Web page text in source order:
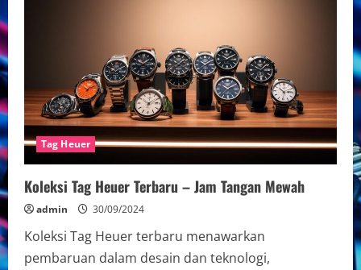
Mewah
Modern
Tag Heuer
Koleksi Tag Heuer Terbaru – Jam Tangan Mewah
admin 30/09/2024
Koleksi Tag Heuer terbaru menawarkan
pembaruan dalam desain dan teknologi,